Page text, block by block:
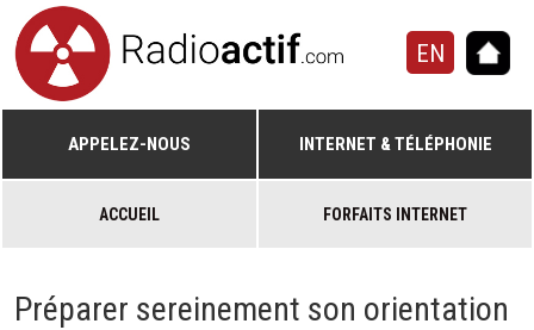
EN
APPELEZ-NOUS INTERNET & TÉLÉPHONIE
ACCUEIL FORFAITS INTERNET
Préparer sereinement son orientation